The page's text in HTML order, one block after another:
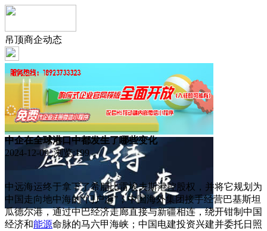
吊顶商企动态
中企在全球港口中都发生了哪些变化
2024-12-09 浏览:199
中远海运终于拿下了希腊比雷埃夫斯港控股权，并将它规划为
中国走向地中海的“门户港”；中国海外集团接手经营巴基斯坦
瓜德尔港，通过中巴经济走廊直接与新疆相连，绕开钳制中国
经济和能源命脉的马六甲海峡；中国电建投资兴建并委托日照